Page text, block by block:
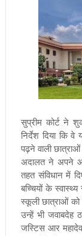
सुप्रीम कोर्ट ने
निर्देश दिया कि
पढ़ने वाली
अदालत ने अपने
तहत संविधान में
बच्चियों के
स्कूली छात्राओं
उन्हें भी जवाबदेह
जस्टिस आर